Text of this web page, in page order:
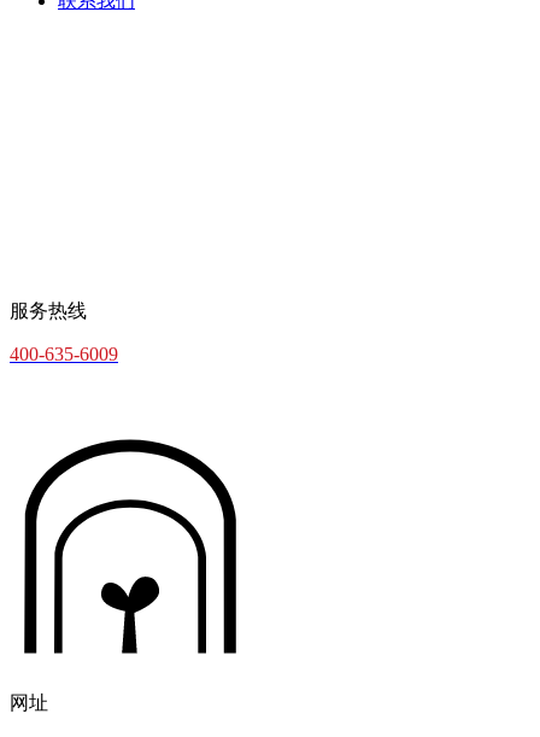
服务热线
400-635-6009
网址